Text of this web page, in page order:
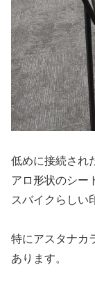
低めに接続され
アロ形状のシー
スバイクらしい
特にアスタナカ
あります。